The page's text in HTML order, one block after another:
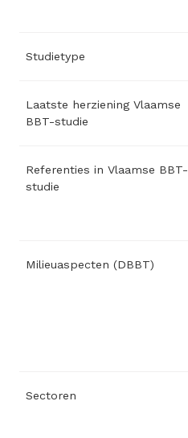
Studietype
Laatste herziening Vlaamse
BBT-studie
Referenties in Vlaamse BBT-
studie
Milieuaspecten (DBBT)
Sectoren